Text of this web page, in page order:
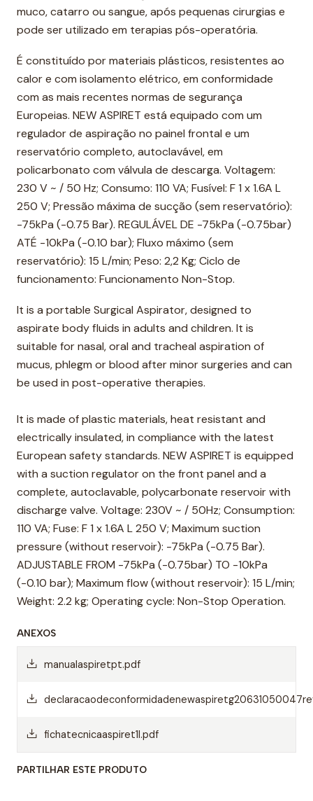
muco, catarro ou sangue, após pequenas cirurgias e
pode ser utilizado em terapias pós-operatória.
É constituído por materiais plásticos, resistentes ao
calor e com isolamento elétrico, em conformidade
com as mais recentes normas de segurança
Europeias. NEW ASPIRET está equipado com um
regulador de aspiração no painel frontal e um
reservatório completo, autoclavável, em
policarbonato com válvula de descarga. Voltagem:
230 V ~ / 50 Hz; Consumo: 110 VA; Fusível: F 1 x 1.6A L
250 V; Pressão máxima de sucção (sem reservatório):
-75kPa (-0.75 Bar). REGULÁVEL DE -75kPa (-0.75bar)
ATÉ -10kPa (-0.10 bar); Fluxo máximo (sem
reservatório): 15 L/min; Peso: 2,2 Kg; Ciclo de
funcionamento: Funcionamento Non-Stop.
It is a portable Surgical Aspirator, designed to
aspirate body fluids in adults and children. It is
suitable for nasal, oral and tracheal aspiration of
mucus, phlegm or blood after minor surgeries and can
be used in post-operative therapies.
It is made of plastic materials, heat resistant and
electrically insulated, in compliance with the latest
European safety standards. NEW ASPIRET is equipped
with a suction regulator on the front panel and a
complete, autoclavable, polycarbonate reservoir with
discharge valve. Voltage: 230V ~ / 50Hz; Consumption:
110 VA; Fuse: F 1 x 1.6A L 250 V; Maximum suction
pressure (without reservoir): -75kPa (-0.75 Bar).
ADJUSTABLE FROM -75kPa (-0.75bar) TO -10kPa
(-0.10 bar); Maximum flow (without reservoir): 15 L/min;
Weight: 2.2 kg; Operating cycle: Non-Stop Operation.
ANEXOS
manualaspiretpt.pdf
fichatecnicaaspiret1l.pdf
PARTILHAR ESTE PRODUTO